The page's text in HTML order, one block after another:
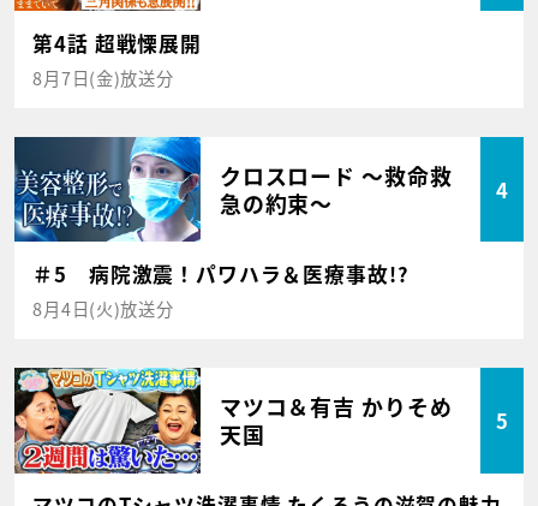
第4話 超戦慄展開
8月7日(金)放送分
クロスロード ～救命救
急の約束～
4
＃5 病院激震！パワハラ＆医療事故!?
8月4日(火)放送分
マツコ＆有吉 かりそめ
天国
5